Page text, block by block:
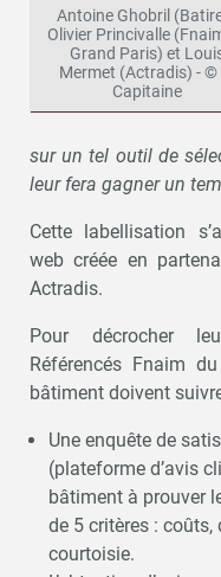
Antoine Ghobril
Olivier Princivalle
Grand Paris) et
Mermet (Actradis) - ©
Capitaine
sur un tel outil de
leur fera gagner un
Cette labellisation
web créée en
Actradis.
Pour décrocher
Référencés Fnaim
bâtiment doivent
Une enquête de
(plateforme d’avis
bâtiment à prouver
de 5 critères :
courtoisie.